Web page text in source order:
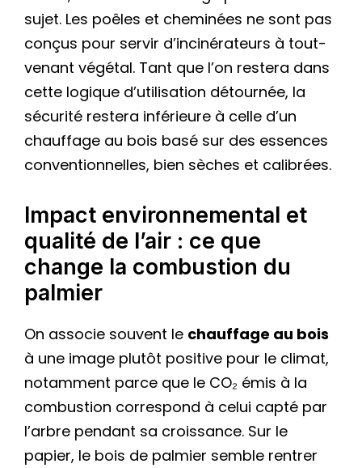
sujet. Les poêles et cheminées ne sont pas
conçus pour servir d’incinérateurs à tout-
venant végétal. Tant que l’on restera dans
cette logique d’utilisation détournée, la
sécurité restera inférieure à celle d’un
chauffage au bois basé sur des essences
conventionnelles, bien sèches et calibrées.
Impact environnemental et
qualité de l’air : ce que
change la combustion du
palmier
On associe souvent le chauffage au bois
à une image plutôt positive pour le climat,
notamment parce que le CO₂ émis à la
combustion correspond à celui capté par
l’arbre pendant sa croissance. Sur le
papier, le bois de palmier semble rentrer